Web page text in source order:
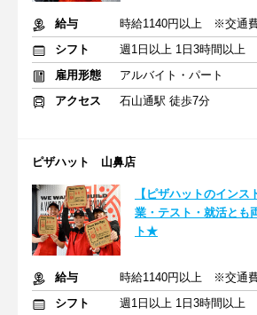
給与
時給1140円以上 ※交通
シフト
週1日以上 1日3時間以上
雇用形態
アルバイト・パート
アクセス
石山通駅 徒歩7分
ピザハット 山鼻店
【ピザハットのイン
業・テスト・就活とも
ト★
給与
時給1140円以上 ※交通
シフト
週1日以上 1日3時間以上